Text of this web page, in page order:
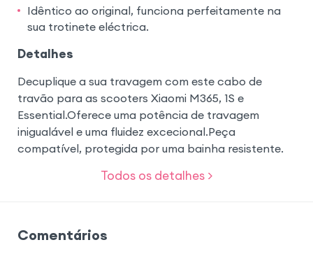
Idêntico ao original, funciona perfeitamente na
sua trotinete eléctrica.
Detalhes
Decuplique a sua travagem com este cabo de
travão para as scooters Xiaomi M365, 1S e
Essential.Oferece uma potência de travagem
inigualável e uma fluidez excecional.Peça
compatível, protegida por uma bainha resistente.
Todos os detalhes >
Comentários